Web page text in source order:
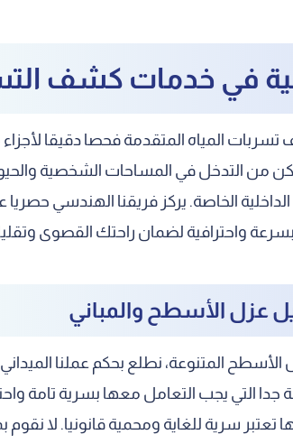
في خدمات كشف
المياه المتقدمة فحصا دقيقا
من التدخل في المساحات الشخصية
الخاصة. يركز فريقنا الهندسي
واحترافية لضمان راحتك القصوى
عزل الأسطح والمباني
الأسطح المتنوعة، نطلع بحكم عملنا
جدا التي يجب التعامل معها بسرية تامة
تعتبر سرية للغاية ومحمية قانونيا. لا